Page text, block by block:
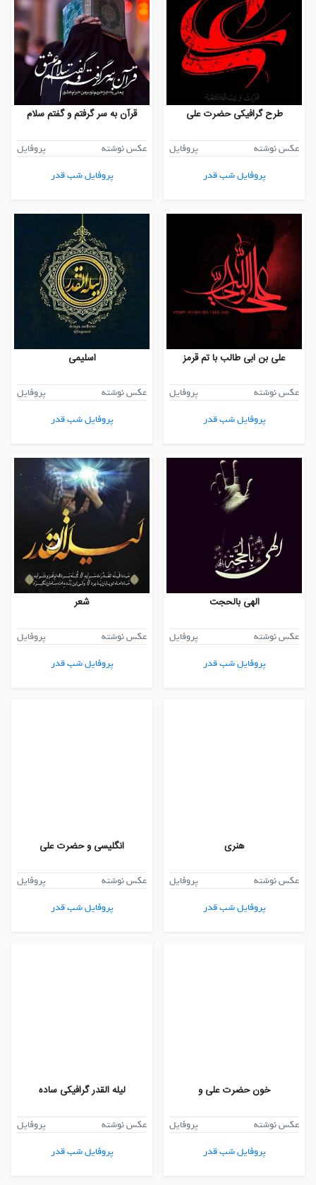
طرح گرافیکی حضرت علی
عکس نوشته
پروفایل
پروفایل شب قدر
قرآن به سر گرفتم و گفتم سلام
عکس نوشته
پروفایل
پروفایل شب قدر
علی بن ابی طالب با تم قرمز
عکس نوشته
پروفایل
پروفایل شب قدر
اسلیمی
عکس نوشته
پروفایل
پروفایل شب قدر
الهی بالحجت
عکس نوشته
پروفایل
پروفایل شب قدر
شعر
عکس نوشته
پروفایل
پروفایل شب قدر
هنری
عکس نوشته
پروفایل
پروفایل شب قدر
انگلیسی و حضرت علی
عکس نوشته
پروفایل
پروفایل شب قدر
خون حضرت علی و
عکس نوشته
پروفایل
پروفایل شب قدر
لیله القدر گرافیکی ساده
عکس نوشته
پروفایل
پروفایل شب قدر